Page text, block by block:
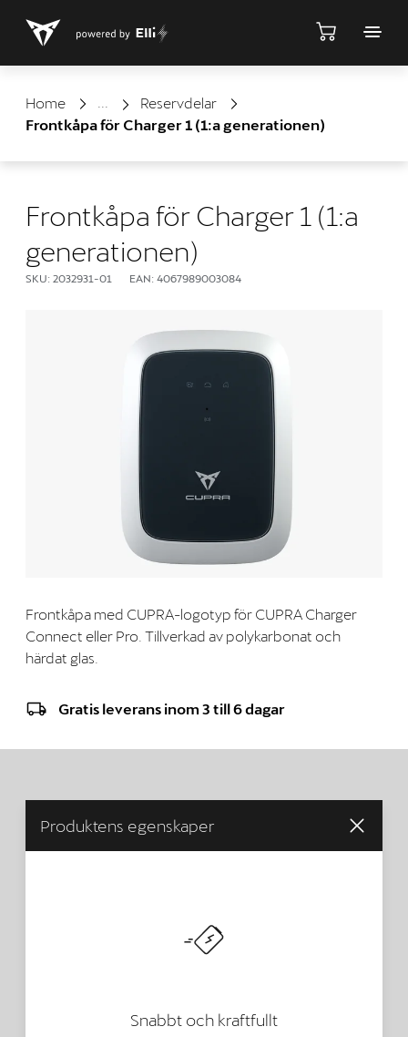
Home ShopReservdelar
Frontkåpa för Charger 1 (1:a generationen)
Frontkåpa för Charger 1 (1:a
generationen)
SKU: 2032931-01 EAN: 4067989003084
Frontkåpa med CUPRA-logotyp för CUPRA Charger
Connect eller Pro. Tillverkad av polykarbonat och
härdat glas.
Gratis leverans inom 3 till 6 dagar
Produktens egenskaper
Snabbt och kraftfullt